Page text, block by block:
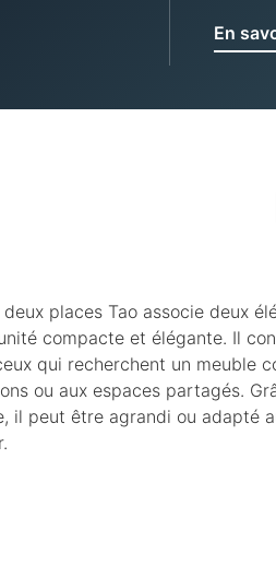
En
places Tao associe deux
compacte et élégante. Il
qui recherchent un meuble
ou aux espaces partagés.
il peut être agrandi ou adapté